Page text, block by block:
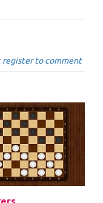
register to comment